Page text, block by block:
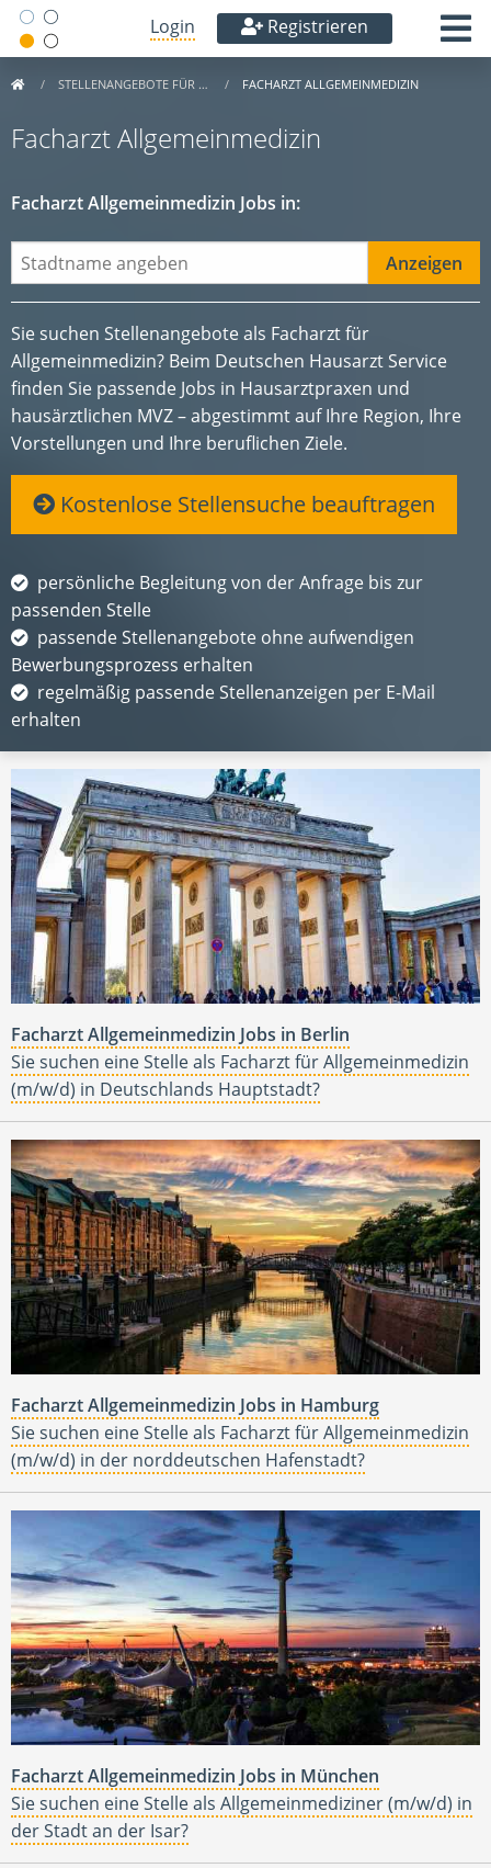
Login Registrieren
STELLENANGEBOTE FÜR … FACHARZT ALLGEMEINMEDIZIN
Facharzt Allgemeinmedizin
Facharzt Allgemeinmedizin Jobs in:
Sie suchen Stellenangebote als Facharzt für
Allgemeinmedizin? Beim Deutschen Hausarzt Service
finden Sie passende Jobs in Hausarztpraxen und
hausärztlichen MVZ – abgestimmt auf Ihre Region, Ihre
Vorstellungen und Ihre beruflichen Ziele.
Kostenlose Stellensuche beauftragen
persönliche Begleitung von der Anfrage bis zur
passenden Stelle
passende Stellenangebote ohne aufwendigen
Bewerbungsprozess erhalten
regelmäßig passende Stellenanzeigen per E-Mail
erhalten
Facharzt Allgemeinmedizin Jobs in Berlin
Sie suchen eine Stelle als Facharzt für Allgemeinmedizin
(m/w/d) in Deutschlands Hauptstadt?
Facharzt Allgemeinmedizin Jobs in Hamburg
Sie suchen eine Stelle als Facharzt für Allgemeinmedizin
(m/w/d) in der norddeutschen Hafenstadt?
Facharzt Allgemeinmedizin Jobs in München
Sie suchen eine Stelle als Allgemeinmediziner (m/w/d) in
der Stadt an der Isar?